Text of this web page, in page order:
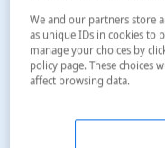
We and our partners store
as unique IDs in cookies to
manage your choices by
policy page. These choices
affect browsing data.